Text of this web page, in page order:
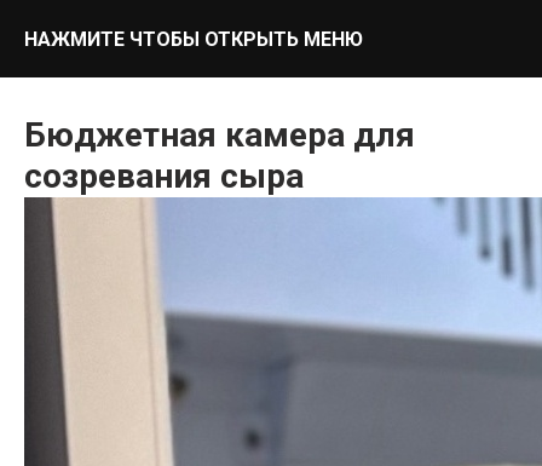
НАЖМИТЕ ЧТОБЫ ОТКРЫТЬ МЕНЮ
Бюджетная камера для
созревания сыра